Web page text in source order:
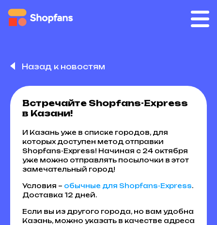
Назад к новостям
Встречайте Shopfans-Express
в Казани!
И Казань уже в списке городов, для
которых доступен метод отправки
Shopfans-Express! Начиная с 24 октября
уже можно отправлять посылочки в этот
замечательный город!
Условия – обычные для Shopfans-Express.
Доставка 12 дней.
Если вы из другого города, но вам удобна
Казань, можно указать в качестве адреса